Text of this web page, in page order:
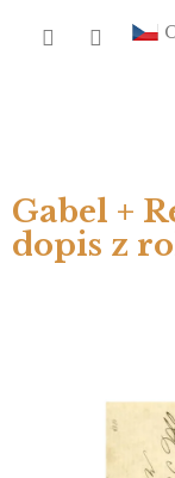
Gabel +
dopis z